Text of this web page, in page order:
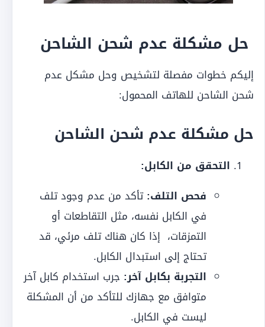
حل مشكلة عدم شحن الشاحن
إليكم خطوات مفصلة لتشخيص وحل مشكل عدم
شحن الشاحن للهاتف المحمول:
حل مشكلة عدم شحن الشاحن
التحقق من الكابل:
فحص التلف: تأكد من عدم وجود تلف
في الكابل نفسه، مثل التقاطعات أو
التمزقات، إذا كان هناك تلف مرئي، قد
تحتاج إلى استبدال الكابل.
التجربة بكابل آخر: جرب استخدام كابل آخر
متوافق مع جهازك للتأكد من أن المشكلة
ليست في الكابل.